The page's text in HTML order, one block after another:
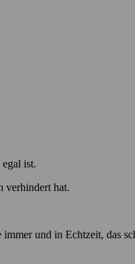
ist.
verhindert hat.
und in Echtzeit, das